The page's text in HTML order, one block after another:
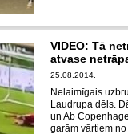
VIDEO: Tā
atvase
25.08.2014.
Nelaimīgais
Laudrupa dēls.
un Ab
garām vārtiem